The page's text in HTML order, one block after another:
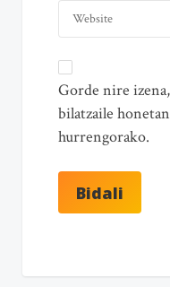
Gorde nire
bilatzaile
hurrengorako.